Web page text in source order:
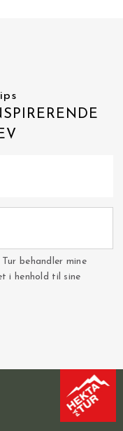
behandler mine
i henhold til sine